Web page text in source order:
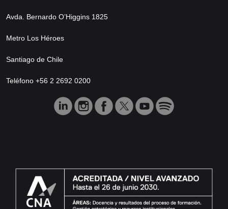
Avda. Bernardo O’Higgins 1825
Metro Los Héroes
Santiago de Chile
Teléfono +56 2 2692 0200